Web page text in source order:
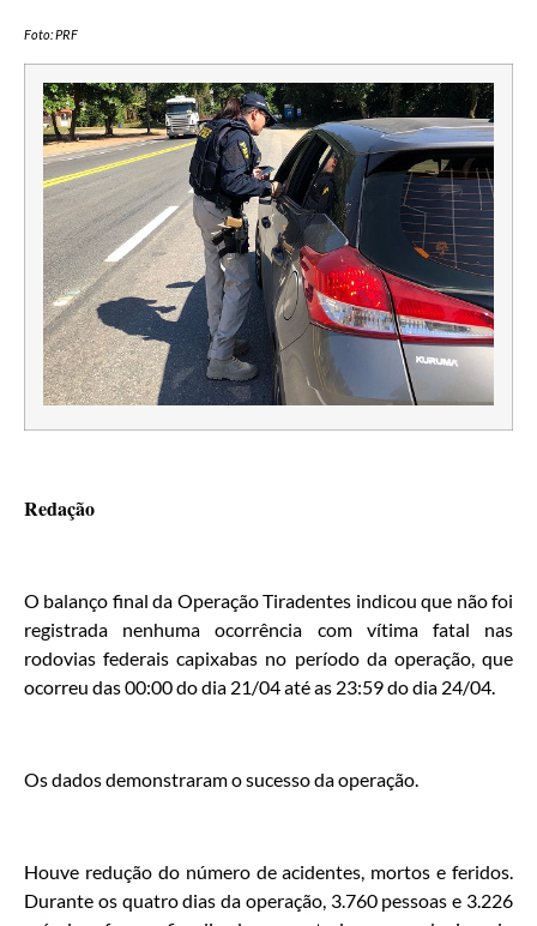
Foto: PRF
Redação
O balanço final da Operação Tiradentes indicou que não foi
registrada nenhuma ocorrência com vítima fatal nas
rodovias federais capixabas no período da operação, que
ocorreu das 00:00 do dia 21/04 até as 23:59 do dia 24/04.
Os dados demonstraram o sucesso da operação.
Houve redução do número de acidentes, mortos e feridos.
Durante os quatro dias da operação, 3.760 pessoas e 3.226